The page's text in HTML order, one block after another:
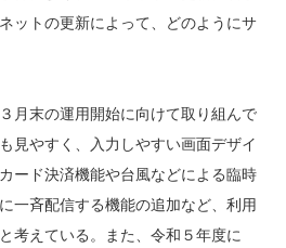
ットの更新によって、どのようにサ
末の運用開始に向けて取り組んで
見やすく、入力しやすい画面デザイ
ード決済機能や台風などによる臨時
一斉配信する機能の追加など、利用
考えている。また、令和５年度に